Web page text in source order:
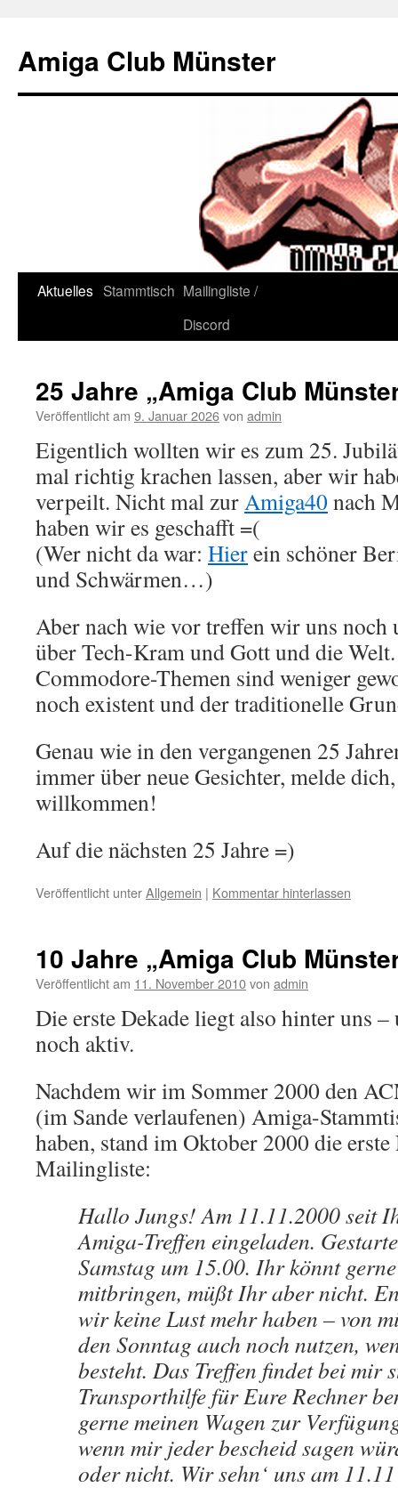
springen
Amiga Club Münster
Aktuelles Stammtisch Mailingliste /
Discord
25 Jahre „Amiga Club
Veröffentlicht am 9. Januar 2026von admin
Eigentlich wollten wir es zum 25.
mal richtig krachen lassen, aber wir
verpeilt. Nicht mal zurAmiga40nach
haben wir es geschafft =(
(Wer nicht da war: Hierein schöner
und Schwärmen…)
Aber nach wie vor treffen wir uns noch
über Tech-Kram und Gott und die
Commodore-Themen sind weniger
noch existent und der traditionelle
Genau wie in den vergangenen 25
immer über neue Gesichter, melde
willkommen!
Auf die nächsten 25 Jahre =)
Veröffentlicht unterAllgemein | Kommentar hinterlassen
10 Jahre „Amiga Club
Veröffentlicht am 11. November 2010von admin
Die erste Dekade liegt also hinter uns
noch aktiv.
Nachdem wir im Sommer 2000 den
(im Sande verlaufenen) Amiga-
haben, stand im Oktober 2000 die
Mailingliste:
Hallo Jungs! Am 11.11.2000 seit
Amiga-Treffen eingeladen.
Samstag um 15.00. Ihr könnt
mitbringen, müßt Ihr aber nicht.
wir keine Lust mehr haben – von
den Sonntag auch noch nutzen,
besteht. Das Treffen findet bei mir
Transporthilfe für Eure Rechner
gerne meinen Wagen zur
wenn mir jeder bescheid sagen
oder nicht. Wir sehn‘ uns am